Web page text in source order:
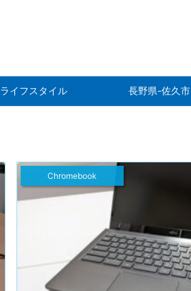
ライフスタイル 長野県-佐久市
Chromebook